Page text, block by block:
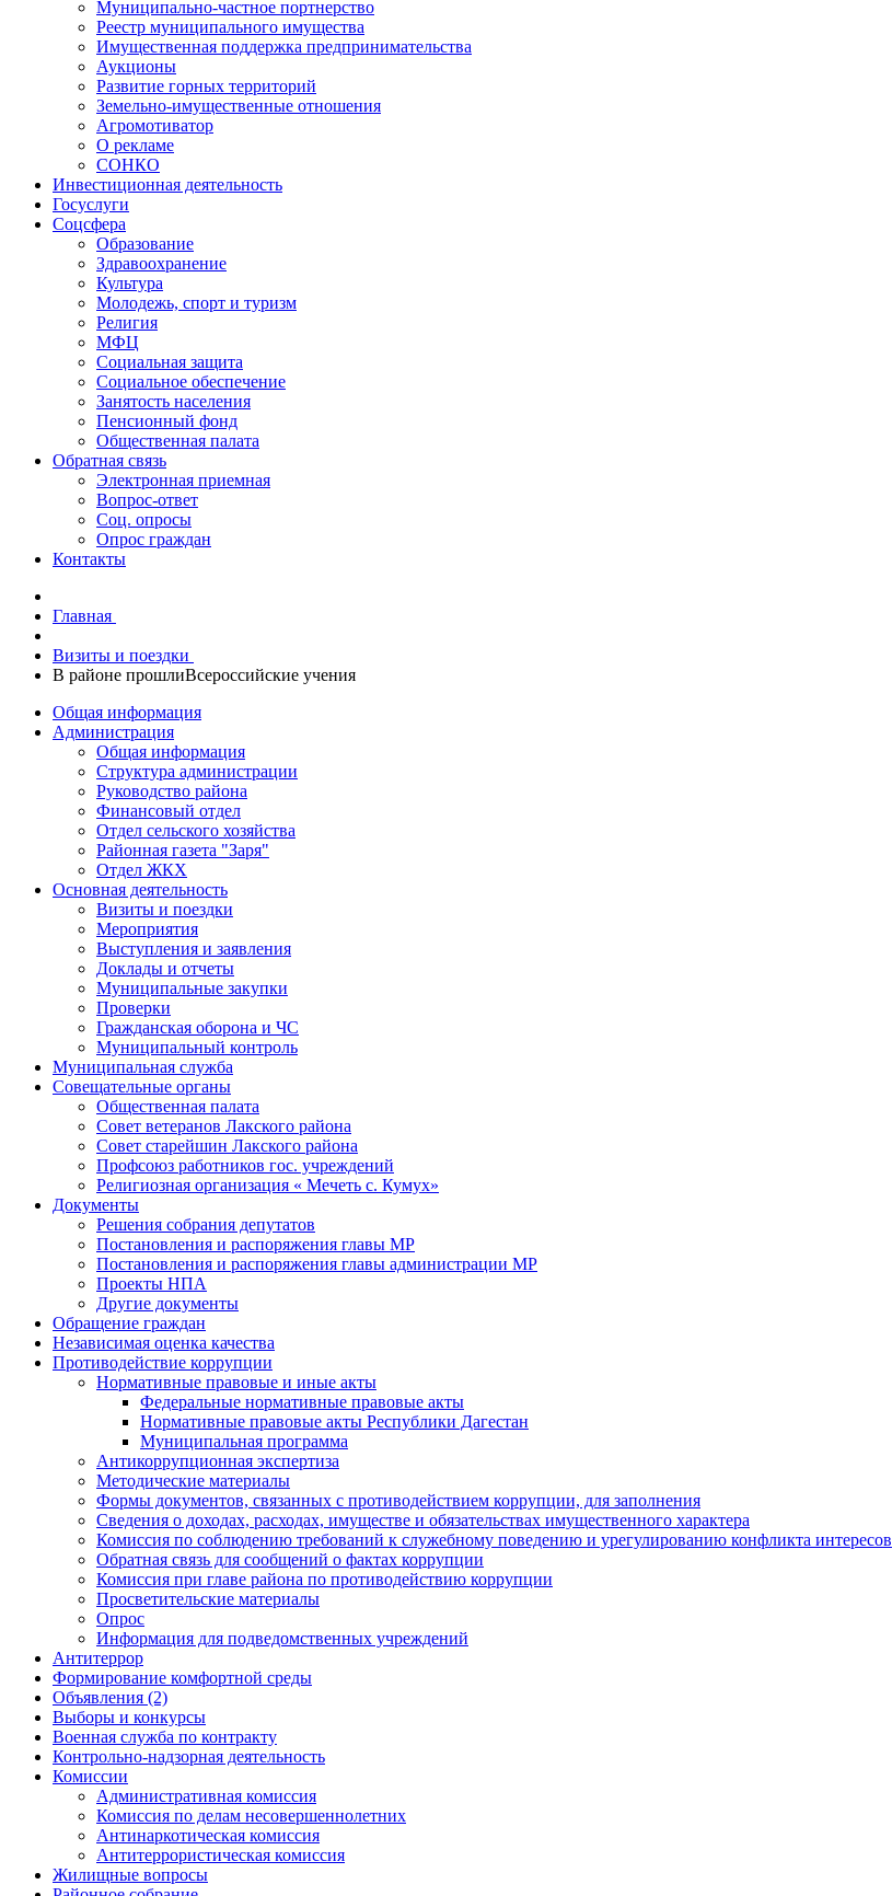
Муниципально-частное портнерство
Реестр муниципального имущества
Имущественная поддержка предпринимательства
Аукционы
Развитие горных территорий
Земельно-имущественные отношения
Агромотиватор
О рекламе
СОНКО
Инвестиционная деятельность
Госуслуги
Соцсфера
Образование
Здравоохранение
Культура
Молодежь, спорт и туризм
Религия
МФЦ
Социальная защита
Социальное обеспечение
Занятость населения
Пенсионный фонд
Общественная палата
Обратная связь
Электронная приемная
Вопрос-ответ
Соц. опросы
Опрос граждан
Контакты
Главная
Визиты и поездки
В районе прошлиВсероссийские учения
Общая информация
Администрация
Общая информация
Структура администрации
Руководство района
Финансовый отдел
Отдел сельского хозяйства
Районная газета "Заря"
Отдел ЖКХ
Основная деятельность
Визиты и поездки
Мероприятия
Выступления и заявления
Доклады и отчеты
Муниципальные закупки
Проверки
Гражданская оборона и ЧС
Муниципальный контроль
Муниципальная служба
Совещательные органы
Общественная палата
Совет ветеранов Лакского района
Совет старейшин Лакского района
Профсоюз работников гос. учреждений
Религиозная организация « Мечеть с. Кумух»
Документы
Решения собрания депутатов
Постановления и распоряжения главы МР
Постановления и распоряжения главы администрации МР
Проекты НПА
Другие документы
Обращение граждан
Независимая оценка качества
Противодействие коррупции
Нормативные правовые и иные акты
Федеральные нормативные правовые акты
Нормативные правовые акты Республики Дагестан
Муниципальная программа
Антикоррупционная экспертиза
Методические материалы
Формы документов, связанных с противодействием коррупции, для заполнения
Сведения о доходах, расходах, имуществе и обязательствах имущественного характера
Комиссия по соблюдению требований к служебному поведению и урегулированию конфликта интересов
Обратная связь для сообщений о фактах коррупции
Комиссия при главе района по противодействию коррупции
Просветительские материалы
Опрос
Информация для подведомственных учреждений
Антитеррор
Формирование комфортной среды
Объявления (2)
Выборы и конкурсы
Военная служба по контракту
Контрольно-надзорная деятельность
Комиссии
Административная комиссия
Комиссия по делам несовершеннолетних
Антинаркотическая комиссия
Антитеррористическая комиссия
Жилищные вопросы